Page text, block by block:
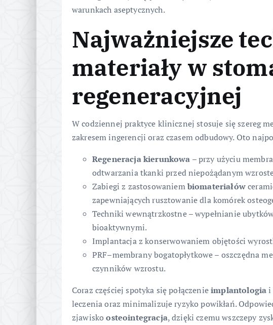
warunkach aseptycznych.
Najważniejsze
materiały w
regeneracyjnej
W codziennej praktyce klinicznej stosuje się szereg
zakresem ingerencji oraz czasem odbudowy. Oto
Regeneracja kierunkowa – przy użyciu
odtwarzania tkanki przed niepożądanym
Zabiegi z zastosowaniembiomateriałów
zapewniających rusztowanie dla komórek
Techniki wewnątrzkostne – wypełnianie
bioaktywnymi.
Implantacja z konserwowaniem objętości
PRF–membrany bogatopłytkowe – oszczędna
czynników wzrostu.
Coraz częściej spotyka się połączenieimplantologiai
leczenia oraz minimalizuje ryzyko powikłań.
zjawiskoosteointegracja, dzięki czemu wszczepy